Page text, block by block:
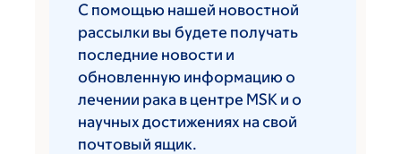
С помощью нашей новостной
рассылки вы будете получать
последние новости и
обновленную информацию о
лечении рака в центре MSK и о
научных достижениях на свой
почтовый ящик.